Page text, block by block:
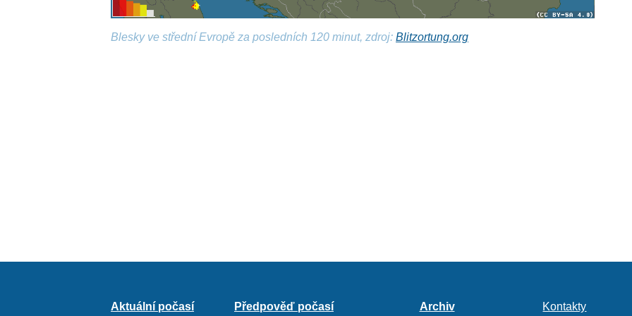
Blesky ve střední Evropě za posledních 120 minut, zdroj:Blitzortung.org
Aktuální počasí Předpověď počasí Archiv Kontakty